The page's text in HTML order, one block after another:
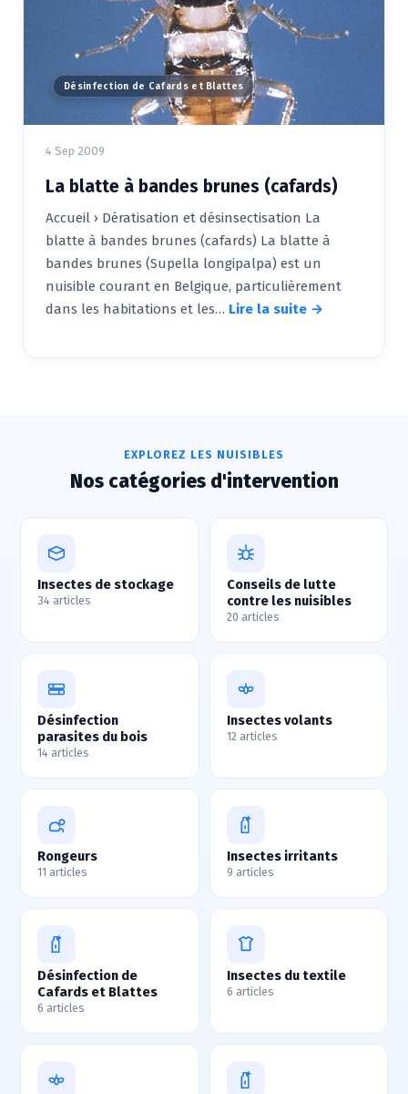
Désinfection de Cafards et Blattes
4 Sep 2009
La blatte à bandes brunes (cafards)
Accueil › Dératisation et désinsectisation La
blatte à bandes brunes (cafards) La blatte à
bandes brunes (Supella longipalpa) est un
nuisible courant en Belgique, particulièrement
dans les habitations et les… Lire la suite →
EXPLOREZ LES NUISIBLES
Nos catégories d'intervention
Insectes de stockage
34 articles
Conseils de lutte
contre les nuisibles
20 articles
Désinfection
parasites du bois
14 articles
Insectes volants
12 articles
Rongeurs
11 articles
Insectes irritants
9 articles
Désinfection de
Cafards et Blattes
6 articles
Insectes du textile
6 articles